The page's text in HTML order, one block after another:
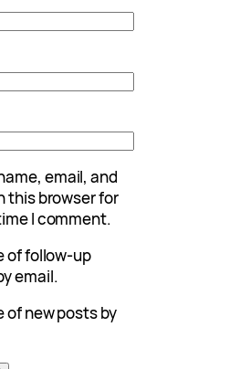
email, and
this browser for
I comment.
of follow-up
email.
of new posts by